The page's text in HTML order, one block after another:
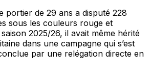
portier de 29 ans a disputé 228
sous les couleurs rouge et
2025/26, il avait même hérité
dans une campagne qui s’est
par une relégation directe en